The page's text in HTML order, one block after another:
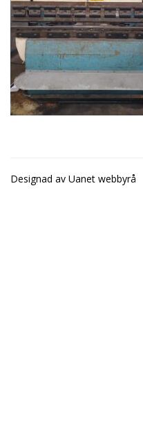
Designad av Uanet webbyrå